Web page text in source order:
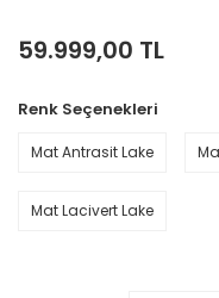
59.999,00 TL
Renk Seçenekleri
Mat Antrasit Lake
Mat Lacivert Lake